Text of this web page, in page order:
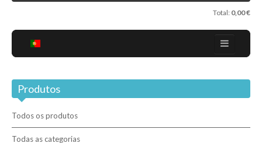
Total: 0,00 €
Sobre nós
Blog
Promoções
Produtos
Todos os produtos
Todas as categorias